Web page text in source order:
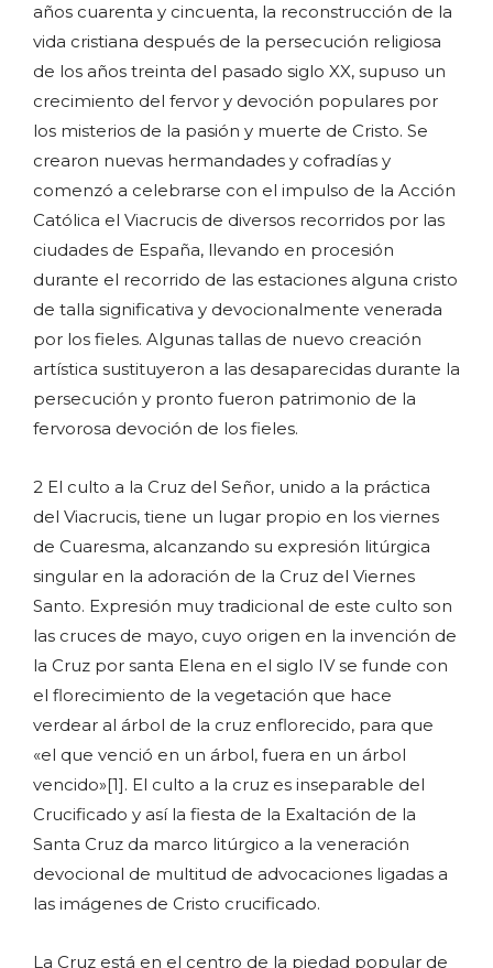
años cuarenta y cincuenta, la reconstrucción de la
vida cristiana después de la persecución religiosa
de los años treinta del pasado siglo XX, supuso un
crecimiento del fervor y devoción populares por
los misterios de la pasión y muerte de Cristo. Se
crearon nuevas hermandades y cofradías y
comenzó a celebrarse con el impulso de la Acción
Católica el Viacrucis de diversos recorridos por las
ciudades de España, llevando en procesión
durante el recorrido de las estaciones alguna cristo
de talla significativa y devocionalmente venerada
por los fieles. Algunas tallas de nuevo creación
artística sustituyeron a las desaparecidas durante la
persecución y pronto fueron patrimonio de la
fervorosa devoción de los fieles.
2 El culto a la Cruz del Señor, unido a la práctica
del Viacrucis, tiene un lugar propio en los viernes
de Cuaresma, alcanzando su expresión litúrgica
singular en la adoración de la Cruz del Viernes
Santo. Expresión muy tradicional de este culto son
las cruces de mayo, cuyo origen en la invención de
la Cruz por santa Elena en el siglo IV se funde con
el florecimiento de la vegetación que hace
verdear al árbol de la cruz enflorecido, para que
«el que venció en un árbol, fuera en un árbol
vencido»[1]. El culto a la cruz es inseparable del
Crucificado y así la fiesta de la Exaltación de la
Santa Cruz da marco litúrgico a la veneración
devocional de multitud de advocaciones ligadas a
las imágenes de Cristo crucificado.
La Cruz está en el centro de la piedad popular de